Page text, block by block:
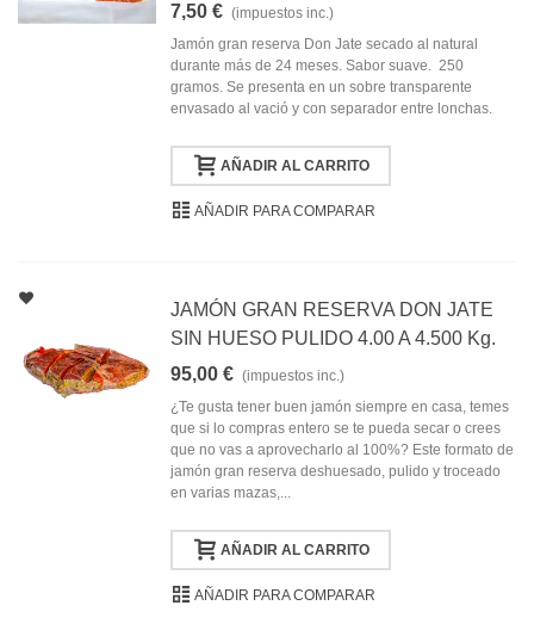
7,50 € (impuestos inc.)
Jamón gran reserva Don Jate secado al natural
durante más de 24 meses. Sabor suave. 250
gramos. Se presenta en un sobre transparente
envasado al vació y con separador entre lonchas.
AÑADIR AL CARRITO
AÑADIR PARA COMPARAR
JAMÓN GRAN RESERVA DON JATE
SIN HUESO PULIDO 4.00 A 4.500 Kg.
95,00 € (impuestos inc.)
¿Te gusta tener buen jamón siempre en casa, temes
que si lo compras entero se te pueda secar o crees
que no vas a aprovecharlo al 100%? Este formato de
jamón gran reserva deshuesado, pulido y troceado
en varias mazas,...
AÑADIR AL CARRITO
AÑADIR PARA COMPARAR